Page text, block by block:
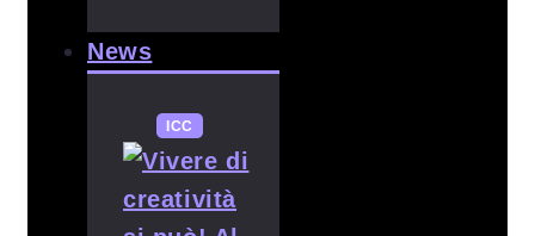
News
ICC